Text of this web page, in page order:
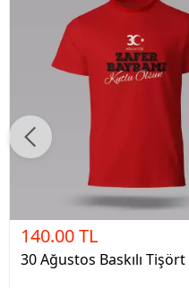
140.00 TL
30 Ağustos Baskılı Tişört